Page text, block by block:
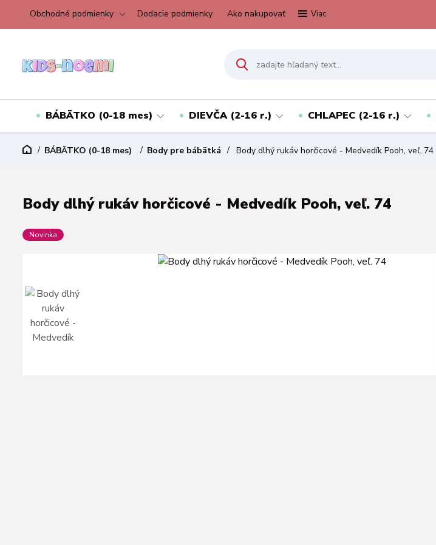
Obchodné podmienky Dodacie podmienky Ako nakupovať Viac
BÁBÄTKO (0-18 mes) DIEVČA (2-16 r.) CHLAPEC (2-16 r.)
BÁBÄTKO (0-18 mes) Body pre bábätká Body dlhý rukáv horčicové - Medvedík Pooh, veľ. 74
Body dlhý rukáv horčicové - Medvedík Pooh, veľ. 74
Novinka